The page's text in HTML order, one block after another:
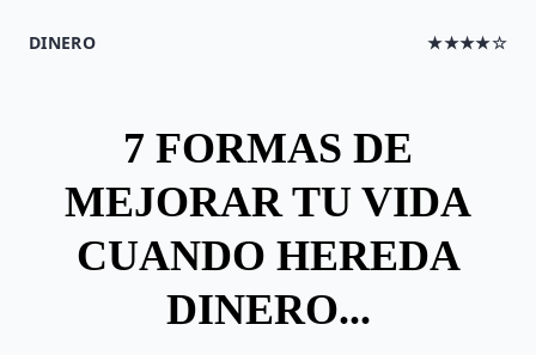
DINERO ★★★★☆
7 FORMAS DE
MEJORAR TU VIDA
CUANDO HEREDA
DINERO...